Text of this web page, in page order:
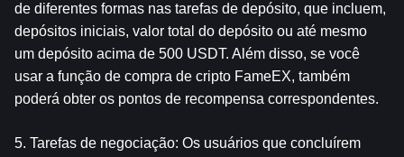
de diferentes formas nas tarefas de depósito, que incluem,
depósitos iniciais, valor total do depósito ou até mesmo
um depósito acima de 500 USDT. Além disso, se você
usar a função de compra de cripto FameEX, também
poderá obter os pontos de recompensa correspondentes.
5. Tarefas de negociação: Os usuários que concluírem